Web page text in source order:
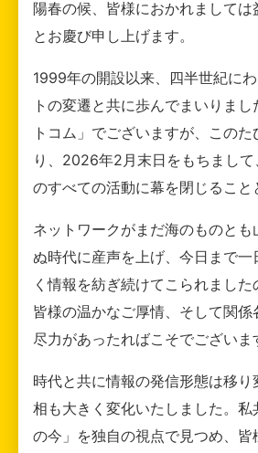
陽春の候、皆様におかれましては
とお慶び申し上げます。
1999年の開設以来、四半世紀に
トの変遷と共に歩んでまいりま
トコム」でございますが、この
り、2026年2月末日をもちまし
のすべての活動に幕を閉じること
ネットワークがまだ海のものと
ぬ時代に産声を上げ、今日まで一
く情報を紡ぎ続けてこられまし
皆様の温かなご厚情、そして関
尽力があったればこそでございま
時代と共に情報の発信形態は移り
相も大きく変化いたしました。私
の今」を独自の視点で見つめ、